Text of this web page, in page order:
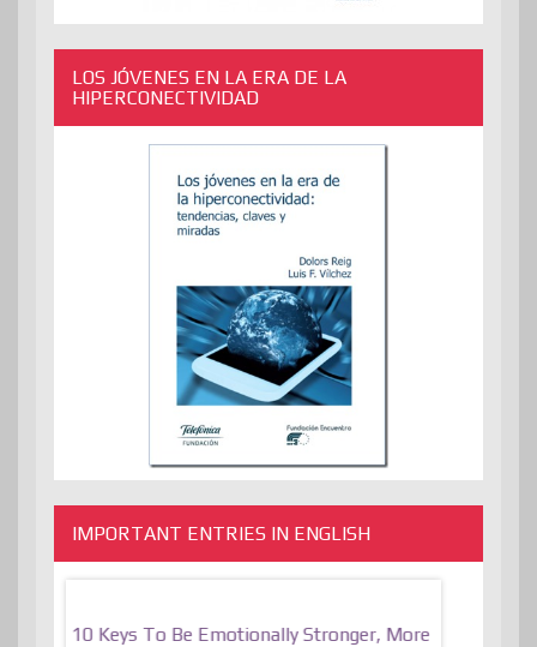
LOS JÓVENES EN LA ERA DE LA
HIPERCONECTIVIDAD
IMPORTANT ENTRIES IN ENGLISH
10 Keys To Be Emotionally Stronger, More